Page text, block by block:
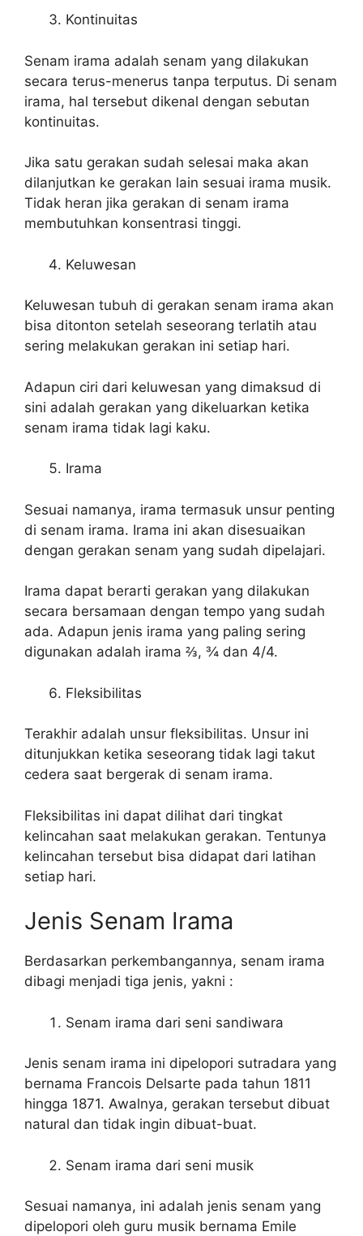
Kontinuitas
Senam irama adalah senam yang dilakukan
secara terus-menerus tanpa terputus. Di senam
irama, hal tersebut dikenal dengan sebutan
kontinuitas.
Jika satu gerakan sudah selesai maka akan
dilanjutkan ke gerakan lain sesuai irama musik.
Tidak heran jika gerakan di senam irama
membutuhkan konsentrasi tinggi.
Keluwesan
Keluwesan tubuh di gerakan senam irama akan
bisa ditonton setelah seseorang terlatih atau
sering melakukan gerakan ini setiap hari.
Adapun ciri dari keluwesan yang dimaksud di
sini adalah gerakan yang dikeluarkan ketika
senam irama tidak lagi kaku.
Irama
Sesuai namanya, irama termasuk unsur penting
di senam irama. Irama ini akan disesuaikan
dengan gerakan senam yang sudah dipelajari.
Irama dapat berarti gerakan yang dilakukan
secara bersamaan dengan tempo yang sudah
ada. Adapun jenis irama yang paling sering
digunakan adalah irama ⅔, ¾ dan 4/4.
Fleksibilitas
Terakhir adalah unsur fleksibilitas. Unsur ini
ditunjukkan ketika seseorang tidak lagi takut
cedera saat bergerak di senam irama.
Fleksibilitas ini dapat dilihat dari tingkat
kelincahan saat melakukan gerakan. Tentunya
kelincahan tersebut bisa didapat dari latihan
setiap hari.
Jenis Senam Irama
Berdasarkan perkembangannya, senam irama
dibagi menjadi tiga jenis, yakni :
Senam irama dari seni sandiwara
Jenis senam irama ini dipelopori sutradara yang
bernama Francois Delsarte pada tahun 1811
hingga 1871. Awalnya, gerakan tersebut dibuat
natural dan tidak ingin dibuat-buat.
Senam irama dari seni musik
Sesuai namanya, ini adalah jenis senam yang
dipelopori oleh guru musik bernama Emile